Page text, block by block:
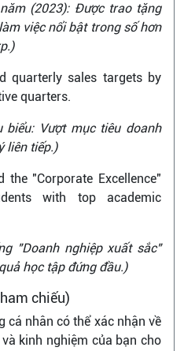
(2023): Được trao tặng
việc nổi bật trong số hơn
quarterly sales targets by
quarters.
biểu: Vượt mục tiêu doanh
liên tiếp.)
the "Corporate Excellence"
with top academic
"Doanh nghiệp xuất sắc"
học tập đứng đầu.)
chiếu)
cá nhân có thể xác nhận về
kinh nghiệm của bạn cho